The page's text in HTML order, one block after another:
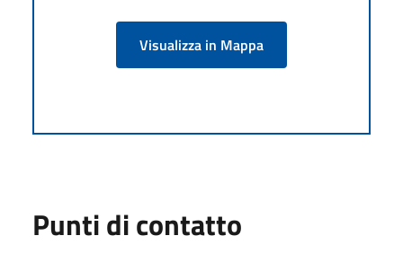
Visualizza in Mappa
Punti di contatto